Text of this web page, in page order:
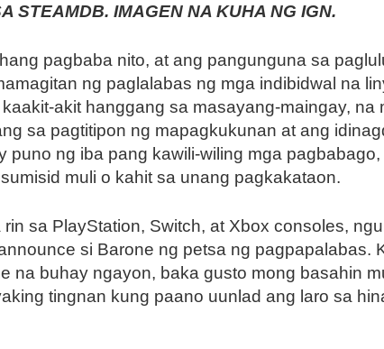
STEAMDB. IMAGEN NA KUHA NG IGN.
pagbaba nito, at ang pangunguna sa
ng paglalabas ng mga indibidwal na
akit hanggang sa masayang-maingay, na
sa pagtitipon ng mapagkukunan at ang
ng iba pang kawili-wiling mga
muli o kahit sa unang pagkakataon.
sa PlayStation, Switch, at Xbox consoles,
si Barone ng petsa ng pagpapalabas.
na buhay ngayon, baka gusto mong basahin
tingnan kung paano uunlad ang laro sa